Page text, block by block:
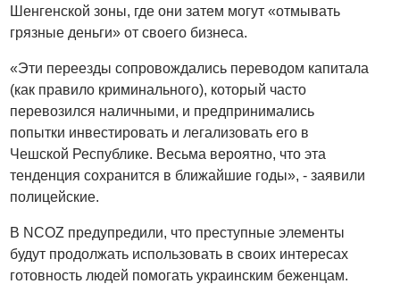
Шенгенской зоны, где они затем могут «отмывать
грязные деньги» от своего бизнеса.
«Эти переезды сопровождались переводом капитала
(как правило криминального), который часто
перевозился наличными, и предпринимались
попытки инвестировать и легализовать его в
Чешской Республике. Весьма вероятно, что эта
тенденция сохранится в ближайшие годы», - заявили
полицейские.
В NCOZ предупредили, что преступные элементы
будут продолжать использовать в своих интересах
готовность людей помогать украинским беженцам.